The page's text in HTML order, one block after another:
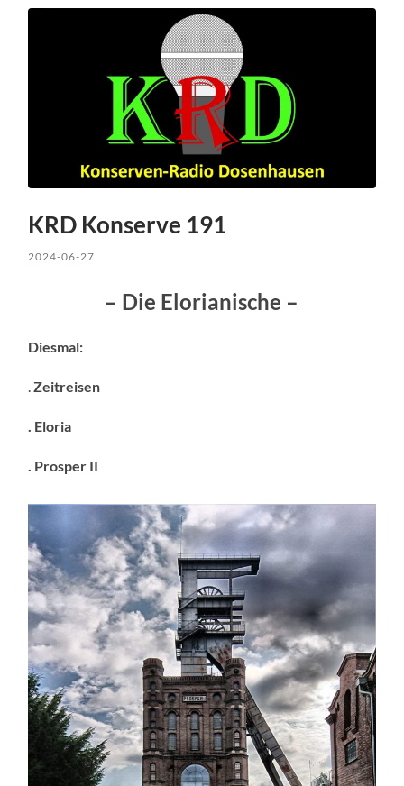
KRD Konserve 191
2024-06-27
– Die Elorianische –
Diesmal:
.Zeitreisen
. Eloria
. Prosper II